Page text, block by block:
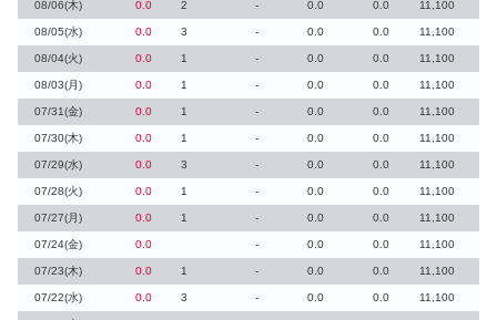
08/06(木)
0.0 2 - 0.0 0.0 11,100
08/05(水) 0.0 3 - 0.0 0.0 11,100
08/04(火) 0.0 1 - 0.0 0.0 11,100
08/03(月) 0.0 1 - 0.0 0.0 11,100
07/31(金) 0.0 1 - 0.0 0.0 11,100
07/30(木) 0.0 1 - 0.0 0.0 11,100
07/29(水) 0.0 3 - 0.0 0.0 11,100
07/28(火) 0.0 1 - 0.0 0.0 11,100
07/27(月) 0.0 1 - 0.0 0.0 11,100
07/24(金) 0.0 - 0.0 0.0 11,100
07/23(木) 0.0 1 - 0.0 0.0 11,100
07/22(水) 0.0 3 - 0.0 0.0 11,100